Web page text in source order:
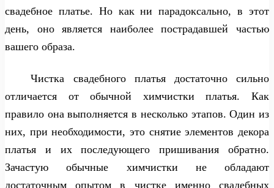
свадебное платье. Но как ни парадоксально, в этот
день, оно является наиболее пострадавшей частью
вашего образа.
Чистка свадебного платья достаточно сильно
отличается от обычной химчистки платья. Как
правило она выполняется в несколько этапов. Один из
них, при необходимости, это снятие элементов декора
платья и их последующего пришивания обратно.
Зачастую обычные химчистки не обладают
достаточным опытом в чистке именно свадебных